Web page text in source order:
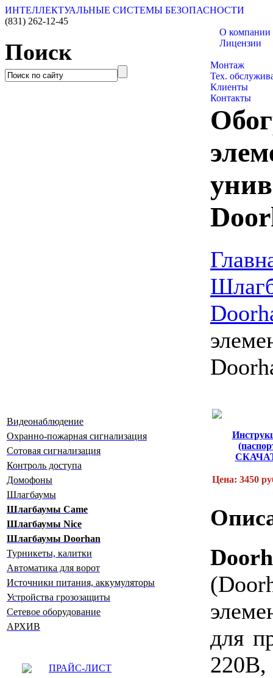
ИНТЕЛЛЕКТУАЛЬНЫЕ СИСТЕМЫ БЕЗОПАСНОСТИ
(831) 262-12-45
Поиск
О компании
Лицензии
Монтаж
Тех.
Клиенты
Контакты
Видеонаблюдение
Охранно-пожарная сигнализация
Сотовая сигнализация
Контроль доступа
Домофоны
Шлагбаумы
Шлагбаумы Сame
Шлагбаумы Nice
Шлагбаумы Doorhan
Турникеты, калитки
Автоматика для ворот
Источники питания, аккумуляторы
Устройства грозозащиты
Сетевое оборудование
АРХИВ
ПРАЙС-ЛИСТ
Цена: 3450
для
220В,